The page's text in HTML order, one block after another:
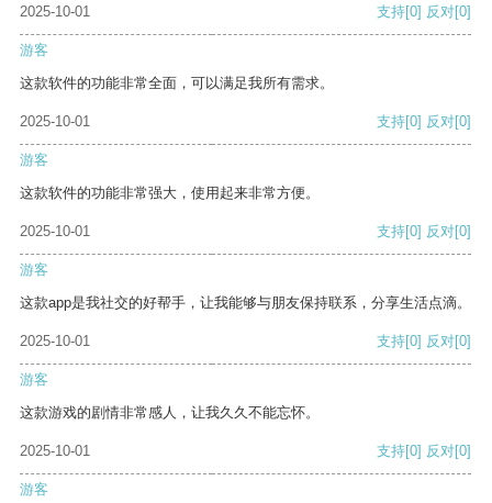
2025-10-01 支持[0] 反对[0]
游客
这款软件的功能非常全面，可以满足我所有需求。
2025-10-01 支持[0] 反对[0]
游客
这款软件的功能非常强大，使用起来非常方便。
2025-10-01 支持[0] 反对[0]
游客
这款app是我社交的好帮手，让我能够与朋友保持联系，分享生活点滴。
2025-10-01 支持[0] 反对[0]
游客
这款游戏的剧情非常感人，让我久久不能忘怀。
2025-10-01 支持[0] 反对[0]
游客